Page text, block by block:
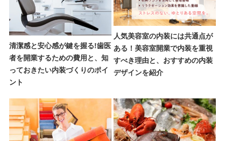
清潔感と安心感が鍵を握る!歯医
者を開業するための費用と、知
っておきたい内装づくりのポイ
ント
人気美容室の内装には共通点が
ある！美容室開業で内装を重視
すべき理由と、おすすめの内装
デザインを紹介